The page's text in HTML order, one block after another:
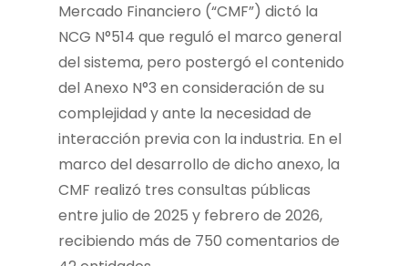
Mercado Financiero (“CMF”) dictó la
NCG N°514 que reguló el marco general
del sistema, pero postergó el contenido
del Anexo N°3 en consideración de su
complejidad y ante la necesidad de
interacción previa con la industria. En el
marco del desarrollo de dicho anexo, la
CMF realizó tres consultas públicas
entre julio de 2025 y febrero de 2026,
recibiendo más de 750 comentarios de